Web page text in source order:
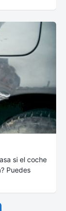
si el coche
Puedes